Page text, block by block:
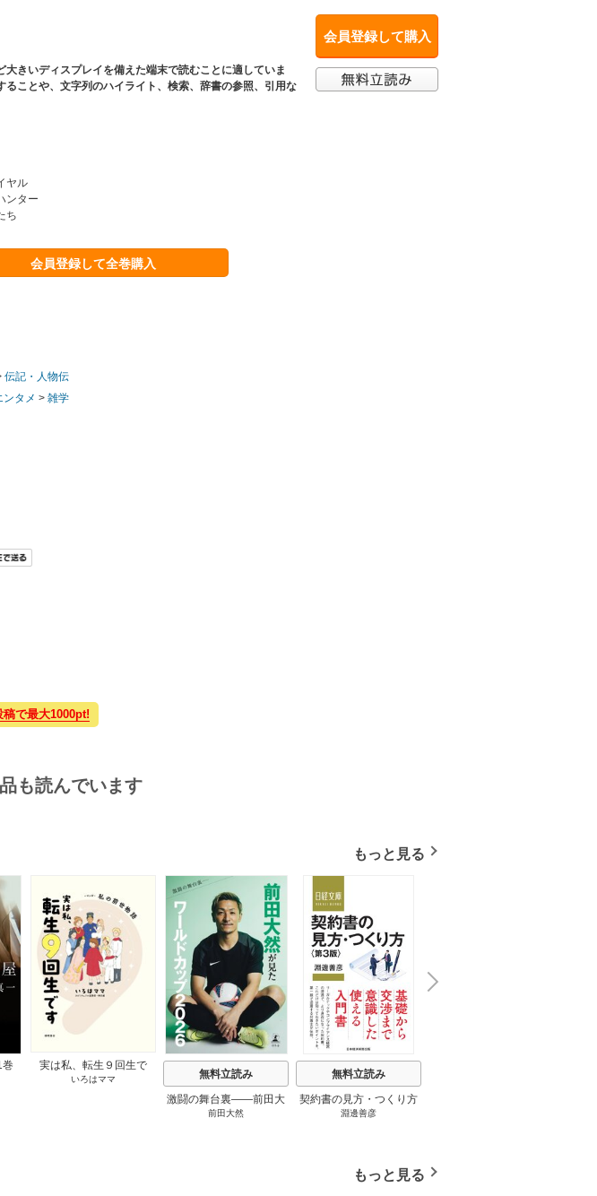
会員登録して購入
きいディスプレイを備えた端末で読むことに適していま
ることや、文字列のハイライト、検索、辞書の参照、引用な
ヤル
ンター
ち
会員登録して全巻購入
伝記・人物伝
タメ > 雑学
稿で最大1000pt!
も読んでいます
もっと見る
巻
実は私、転生９回生で
す マンガ 私の前世物
いろはママ
無料立読み
激闘の舞台裏――前田大
然が見たワールドカップ
前田大然
無料立読み
契約書の見方・つくり方
＜第３版＞ 1巻
淵邊善彦
N
e
x
t
もっと見る